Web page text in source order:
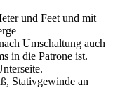
und Feet und mit
Umschaltung auch
in die Patrone ist.
Stativgewinde an